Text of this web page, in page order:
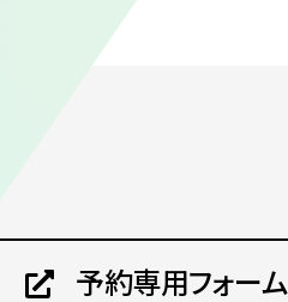
予約専用フォーム